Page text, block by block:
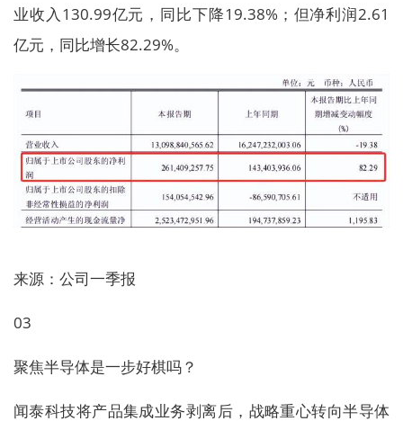
业收入130.99亿元，同比下降19.38%；但净利润2.61
亿元，同比增长82.29%。
来源：公司一季报
03
聚焦半导体是一步好棋吗？
闻泰科技将产品集成业务剥离后，战略重心转向半导体